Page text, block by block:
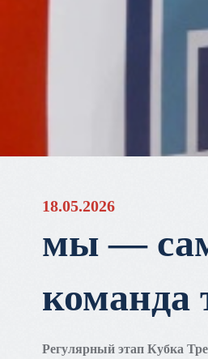
18.05.2026
мы —
команда
Регулярный этап Кубка